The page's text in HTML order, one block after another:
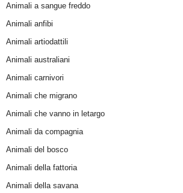
Animali a sangue freddo
Animali anfibi
Animali artiodattili
Animali australiani
Animali carnivori
Animali che migrano
Animali che vanno in letargo
Animali da compagnia
Animali del bosco
Animali della fattoria
Animali della savana